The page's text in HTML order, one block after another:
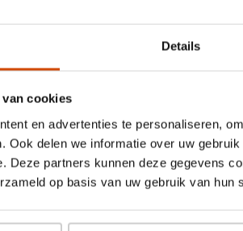
Details
cookies
en advertenties te personaliseren,
Ook delen we informatie over uw
Deze partners kunnen deze gegevens
op basis van uw gebruik van hun